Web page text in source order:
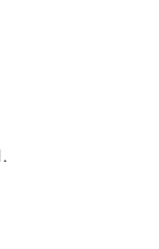
التنسيق مع فرق العمليات المختلفة.